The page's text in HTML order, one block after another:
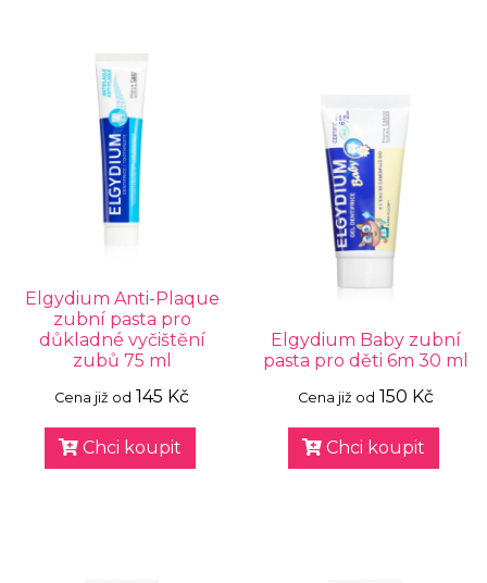
Elgydium Anti-Plaque
zubní pasta pro
důkladné vyčištění
zubů 75 ml
Cena již od 145 Kč
Chci koupit
Elgydium Baby zubní
pasta pro děti 6m 30 ml
Cena již od 150 Kč
Chci koupit